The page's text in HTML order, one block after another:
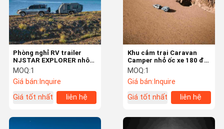
Khu cắm trại Caravan
Camper nhỏ ốc xe 180 độ
Awning Lightweight
Travel Trailers
MOQ:1
Giá bán: Inquire
Giá tốt nhất
liên hệ
Phòng nghỉ RV trailer
NJSTAR EXPLORER nhôm
Camper nhỏ Off Grid
MOQ:1
Giá bán: Inquire
Giá tốt nhất
liên hệ